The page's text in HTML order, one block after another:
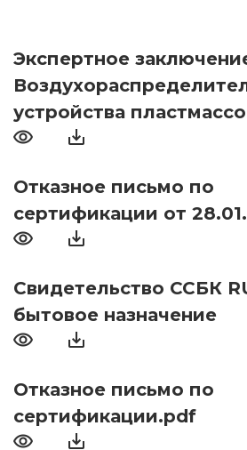
Экспертное
устройства
Отказное письмо по
сертификации от
Свидетельство ССБК
бытовое назначение
Отказное письмо по
сертификации.pdf